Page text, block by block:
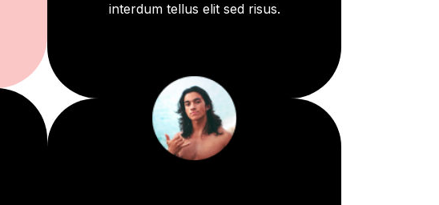
interdum tellus elit sed risus.